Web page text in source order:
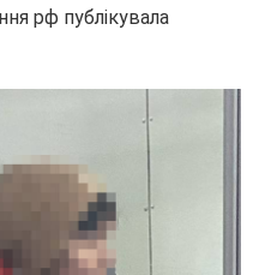
рф публікувала